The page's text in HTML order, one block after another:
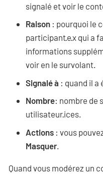
signalé et voir le
Raison : pourquoi le
participant·e·x qui a
informations
voir en le survolant.
Signalé à : quand il a
Nombre: nombre de
utilisateur·ices.
Actions : vous
Masquer
Quand vous modérez un